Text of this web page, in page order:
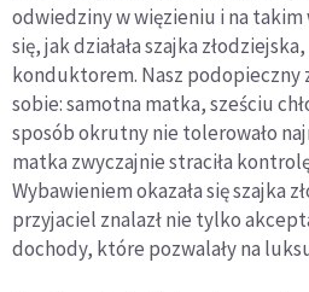
odwiedziny w więzieniu i na
się, jak działała szajka
konduktorem. Nasz podopieczny
sobie: samotna matka, sześciu
sposób okrutny nie tolerowało
matka zwyczajnie straciła
Wybawieniem okazała się szajka
przyjaciel znalazł nie tylko
dochody, które pozwalały na